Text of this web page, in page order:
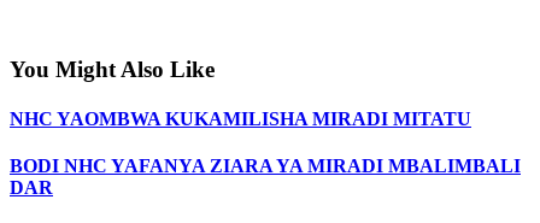
You Might Also Like
NHC YAOMBWA KUKAMILISHA MIRADI MITATU
BODI NHC YAFANYA ZIARA YA MIRADI MBALIMBALI
DAR